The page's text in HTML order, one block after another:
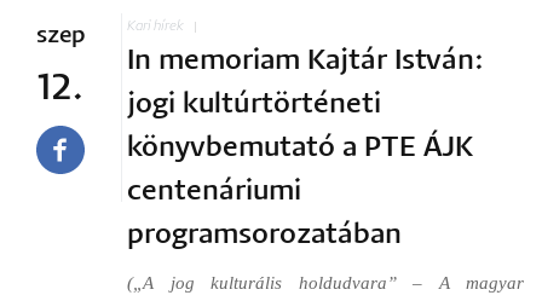
szep
12.
Kari hírek
In memoriam Kajtár István:
jogi kultúrtörténeti
könyvbemutató a PTE ÁJK
centenáriumi
programsorozatában
(„A jog kulturális holdudvara” – A magyar